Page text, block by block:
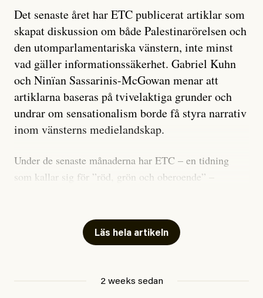
Det senaste året har ETC publicerat artiklar som
skapat diskussion om både Palestinarörelsen och
den utomparlamentariska vänstern, inte minst
vad gäller informationssäkerhet. Gabriel Kuhn
och Ninïan Sassarinis-McGowan menar att
artiklarna baseras på tvivelaktiga grunder och
undrar om sensationalism borde få styra narrativ
inom vänsterns medielandskap.
Under de senaste månaderna har ETC – en tidning
som kallar sig för ”röd, grön och oberoende” –
skriver för? Vad betyder det att vara en ”röd, grön och
oberoende” tidning? Och vad är egentligen bra
Läs hela artikeln
2 weeks sedan